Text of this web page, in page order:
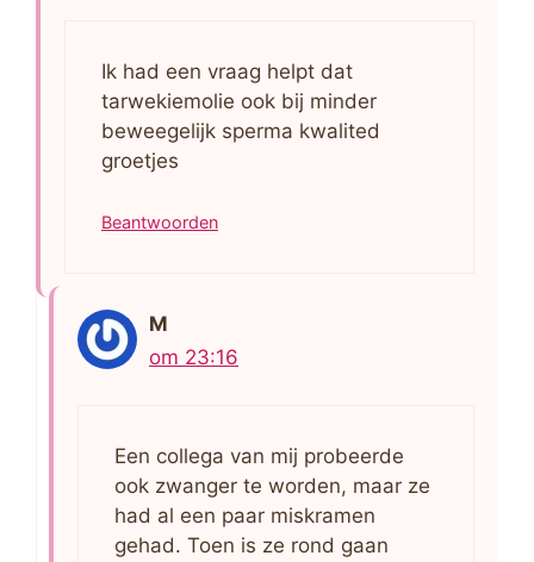
Ik had een vraag helpt dat
tarwekiemolie ook bij minder
beweegelijk sperma kwalited
groetjes
Beantwoorden
M
om 23:16
Een collega van mij probeerde
ook zwanger te worden, maar ze
had al een paar miskramen
gehad. Toen is ze rond gaan